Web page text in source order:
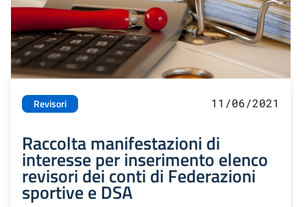
Revisori 11/06/2021
Raccolta manifestazioni di
interesse per inserimento elenco
revisori dei conti di Federazioni
sportive e DSA